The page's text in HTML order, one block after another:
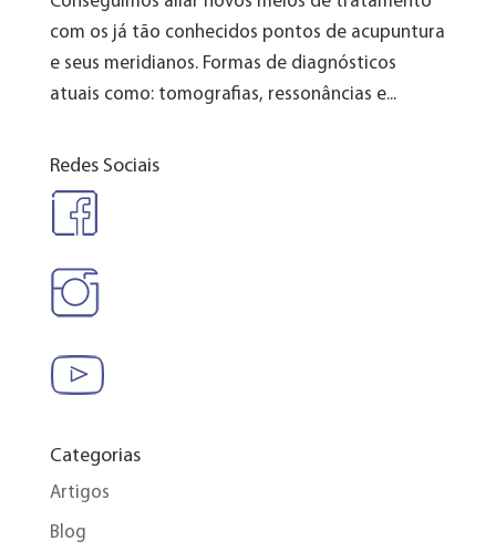
com os já tão conhecidos pontos de acupuntura
e seus meridianos. Formas de diagnósticos
atuais como: tomografias, ressonâncias e...
Redes Sociais
Categorias
Artigos
Blog